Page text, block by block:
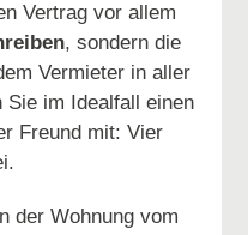
Vertrag vor allem
, sondern die
Vermieter in aller
Sie im Idealfall einen
Freund mit: Vier
der Wohnung vom